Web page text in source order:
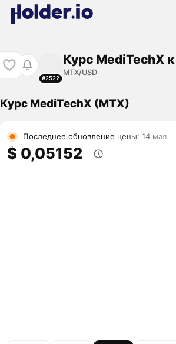
#2522
Курс MediTechX
MTX/USD
Курс MediTechX (MTX)
Последнее обновление цены: 14 мая
$ 0,05152